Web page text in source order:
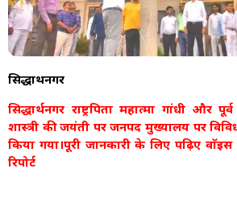
सिद्धार्थनगर
सिद्धार्थनगर राष्ट्रपिता महात्मा गांधी और
शास्त्री की जयंती पर जनपद मुख्यालय पर
किया गया।पूरी जानकारी के लिए पढ़िए
रिपोर्ट